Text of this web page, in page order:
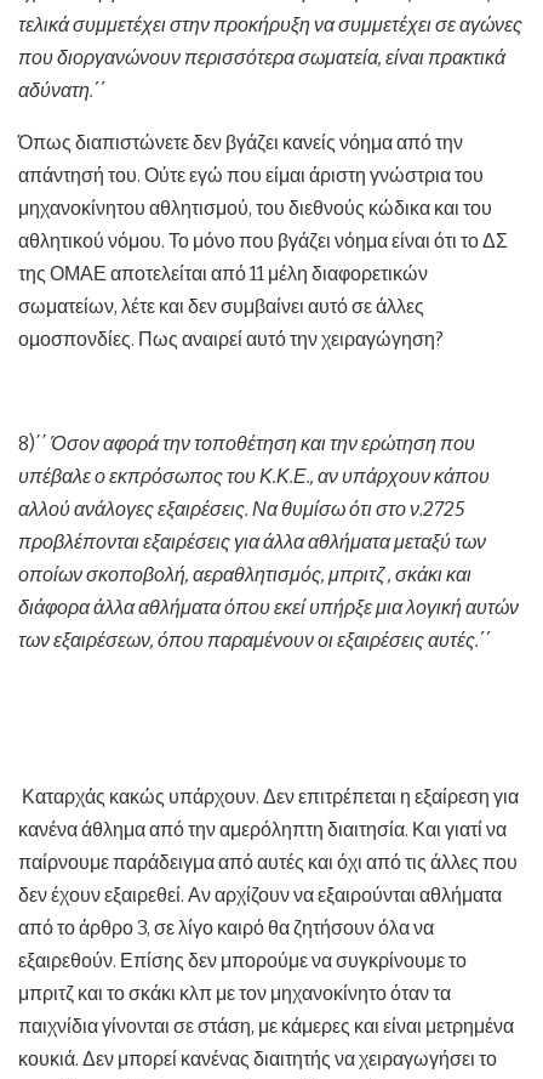
τελικά συμμετέχει στην προκήρυξη να συμμετέχει σε αγώνες
που διοργανώνουν περισσότερα σωματεία, είναι πρακτικά
αδύνατη.΄΄
Όπως διαπιστώνετε δεν βγάζει κανείς νόημα από την
απάντησή του. Ούτε εγώ που είμαι άριστη γνώστρια του
μηχανοκίνητου αθλητισμού, του διεθνούς κώδικα και του
αθλητικού νόμου. Το μόνο που βγάζει νόημα είναι ότι το ΔΣ
της ΟΜΑΕ αποτελείται από 11 μέλη διαφορετικών
σωματείων, λέτε και δεν συμβαίνει αυτό σε άλλες
ομοσπονδίες. Πως αναιρεί αυτό την χειραγώγηση?
8)΄΄ Όσον αφορά την τοποθέτηση και την ερώτηση που
υπέβαλε ο εκπρόσωπος του Κ.Κ.Ε., αν υπάρχουν κάπου
αλλού ανάλογες εξαιρέσεις. Να θυμίσω ότι στο ν.2725
προβλέπονται εξαιρέσεις για άλλα αθλήματα μεταξύ των
οποίων σκοποβολή, αεραθλητισμός, μπριτζ , σκάκι και
διάφορα άλλα αθλήματα όπου εκεί υπήρξε μια λογική αυτών
των εξαιρέσεων, όπου παραμένουν οι εξαιρέσεις αυτές.΄΄
Καταρχάς κακώς υπάρχουν. Δεν επιτρέπεται η εξαίρεση για
κανένα άθλημα από την αμερόληπτη διαιτησία. Και γιατί να
παίρνουμε παράδειγμα από αυτές και όχι από τις άλλες που
δεν έχουν εξαιρεθεί. Αν αρχίζουν να εξαιρούνται αθλήματα
από το άρθρο 3, σε λίγο καιρό θα ζητήσουν όλα να
εξαιρεθούν. Επίσης δεν μπορούμε να συγκρίνουμε το
μπριτζ και το σκάκι κλπ με τον μηχανοκίνητο όταν τα
παιχνίδια γίνονται σε στάση, με κάμερες και είναι μετρημένα
κουκιά. Δεν μπορεί κανένας διαιτητής να χειραγωγήσει το